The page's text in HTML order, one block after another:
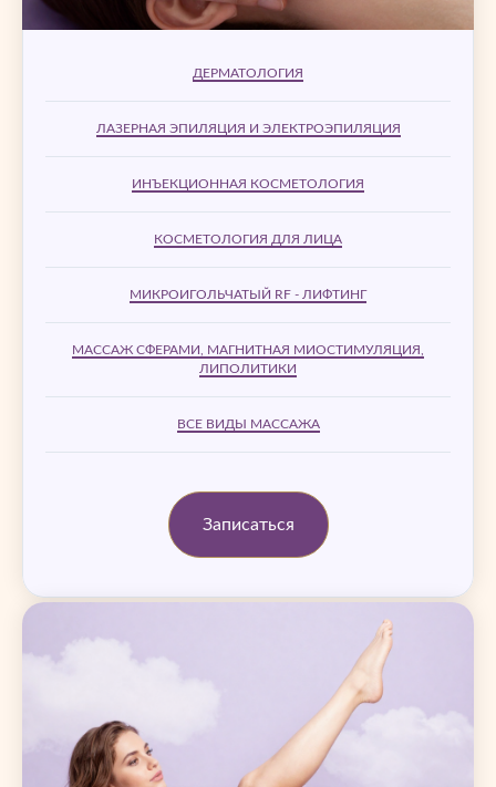
ДЕРМАТОЛОГИЯ
ЛАЗЕРНАЯ ЭПИЛЯЦИЯ И ЭЛЕКТРОЭПИЛЯЦИЯ
ИНЪЕКЦИОННАЯ КОСМЕТОЛОГИЯ
КОСМЕТОЛОГИЯ ДЛЯ ЛИЦА
МИКРОИГОЛЬЧАТЫЙ RF - ЛИФТИНГ
МАССАЖ СФЕРАМИ, МАГНИТНАЯ МИОСТИМУЛЯЦИЯ,
ЛИПОЛИТИКИ
ВСЕ ВИДЫ МАССАЖА
Записаться